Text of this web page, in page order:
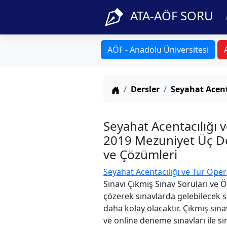
ATA-AÖF SORU
AÖF - Anadolu Üniversitesi
Anasayfa
Dersler Seyahat
Seyahat
2019 Mezuniyet Üç
ve Çözümleri
Seyahat Acentacılığı ve Tur
Sınavı Çıkmış Sınav Soruları
çözerek sınavlarda gelebilecek
daha kolay olacaktır. Çıkmış
ve online deneme sınavları ile